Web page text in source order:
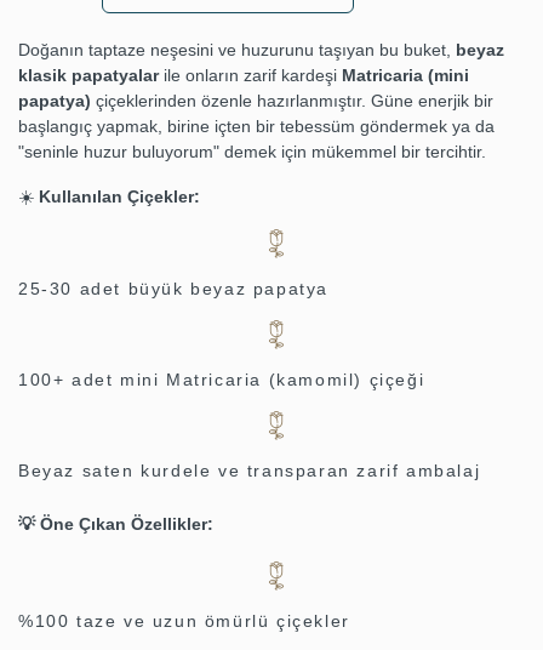
Doğanın taptaze neşesini ve huzurunu taşıyan bu buket, beyaz
klasik papatyalarile onların zarif kardeşi Matricaria (mini
papatya) çiçeklerinden özenle hazırlanmıştır. Güne enerjik bir
başlangıç yapmak, birine içten bir tebessüm göndermek ya da
"seninle huzur buluyorum" demek için mükemmel bir tercihtir.
☀️ Kullanılan Çiçekler:
25-30 adet büyük beyaz papatya
100+ adet mini Matricaria (kamomil) çiçeği
Beyaz saten kurdele ve transparan zarif ambalaj
💡Öne Çıkan Özellikler:
%100 taze ve uzun ömürlü çiçekler